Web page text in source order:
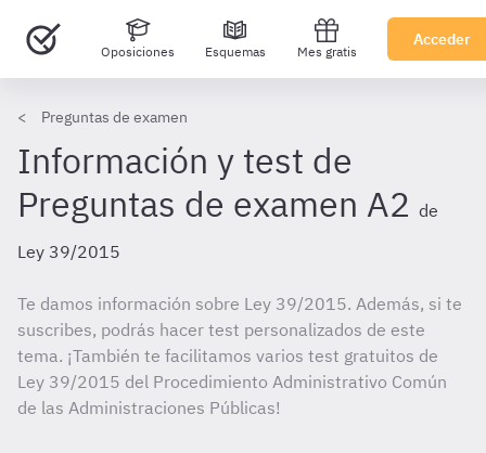
Oposiciones Esquemas Mes gratis
Acceder
Preguntas de examen
Información y test de
Preguntas de examen A2 de
Ley 39/2015
Te damos información sobre Ley 39/2015. Además, si te
suscribes, podrás hacer test personalizados de este
tema. ¡También te facilitamos varios test gratuitos de
Ley 39/2015 del Procedimiento Administrativo Común
de las Administraciones Públicas!